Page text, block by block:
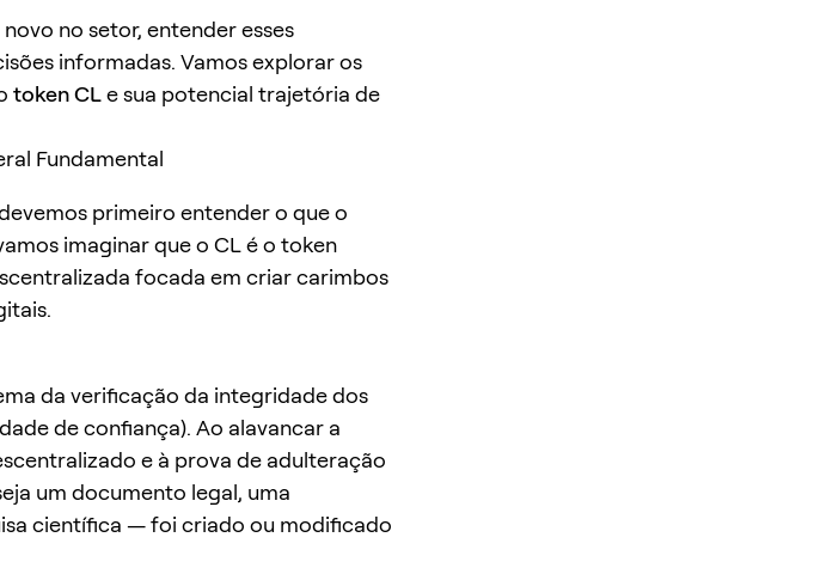
no setor, entender esses
informadas. Vamos explorar os
token CLe sua potencial trajetória de
Fundamental
primeiro entender o que o
imaginar que o CL é o token
focada em criar carimbos
da verificação da integridade dos
de confiança). Ao alavancar a
e à prova de adulteração
um documento legal, uma
científica — foi criado ou modificado